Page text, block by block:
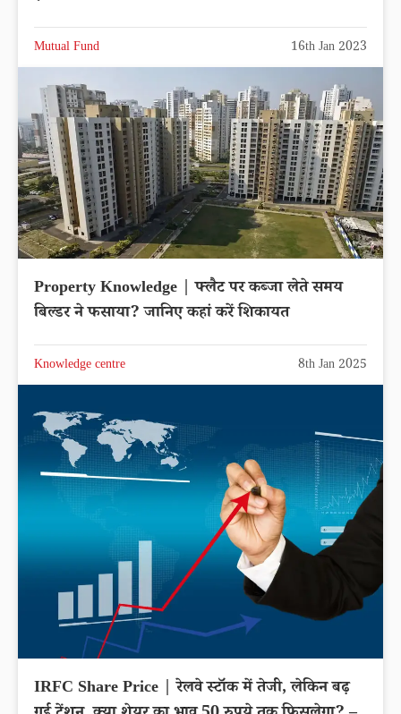
Mutual Fund 16th Jan 2023
Property Knowledge | फ्लैट पर कब्जा लेते समय
बिल्डर ने फसाया? जानिए कहां करें शिकायत
Knowledge centre 8th Jan 2025
IRFC Share Price | रेलवे स्टॉक में तेजी, लेकिन बढ़